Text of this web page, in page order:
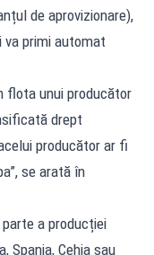
de aprovizionare),
va primi automat
flota unui producător
drept
producător ar fi
se arată în
a producției
Spania, Cehia sau